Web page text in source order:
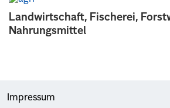
Landwirtschaft, Fischerei,
Nahrungsmittel
Impressum